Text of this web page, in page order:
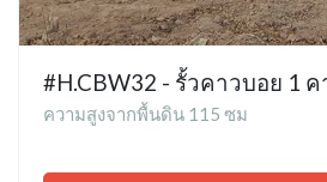
#H.CBW32 - รั้วคาวบอย 1
ความสูงจากพื้นดิน 115 ซม